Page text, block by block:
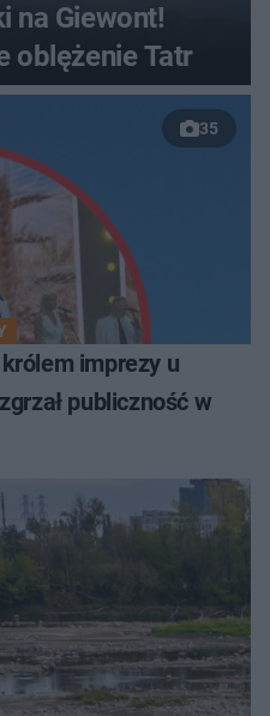
na Giewont!
oblężenie Tatr
35
imprezy u
publiczność w